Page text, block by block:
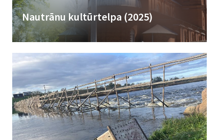
Nautrānu kultūrtelpa (2025)
Kaut arī Nautrānu vārds tā dažādajos variantos pazīstams jau vairāk
nekā 400 gadu, nevienā kartē apdzīvotu vietu ar šādu nosaukumu...